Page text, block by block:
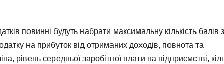
повинні будуть набрати максимальну кількість балів
на прибуток від отриманих доходів, повнота та
рівень середньої заробітної плати на підприємстві,